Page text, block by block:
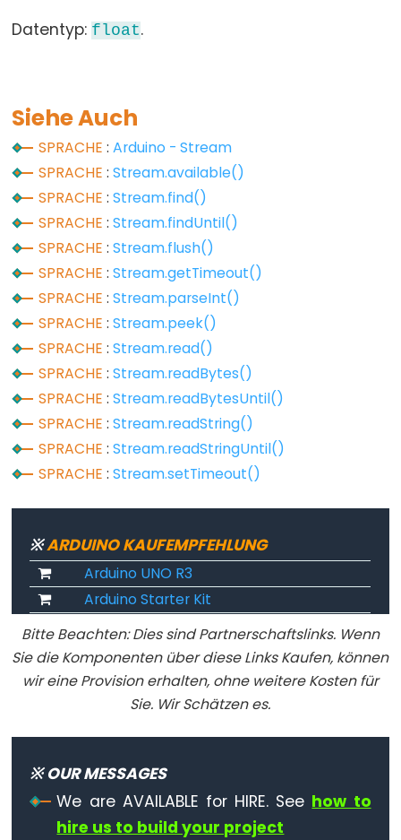
Konstanten
Konstanten
Variable
Scope
&
Qualifiers
const
static
volatile
Digital
IO
digitalRead()
digitalWrite()
pinMode()
Analog
analogReference()
analogWrite()
Datentyp: float.
Siehe Auch
SPRACHE :Arduino - Stream
SPRACHE :Stream.available()
SPRACHE :Stream.find()
SPRACHE :Stream.findUntil()
SPRACHE :Stream.flush()
SPRACHE :Stream.getTimeout()
SPRACHE :Stream.parseInt()
SPRACHE :Stream.peek()
SPRACHE :Stream.read()
SPRACHE :Stream.readBytes()
SPRACHE :Stream.readBytesUntil()
SPRACHE :Stream.readString()
SPRACHE :Stream.readStringUntil()
SPRACHE :Stream.setTimeout()
※ARDUINO KAUFEMPFEHLUNG
Arduino UNO R3
Arduino Starter Kit
Bitte Beachten: Dies sind Partnerschaftslinks. Wenn
Sie die Komponenten über diese Links Kaufen, können
wir eine Provision erhalten, ohne weitere Kosten für
Sie. Wir Schätzen es.
※ OUR MESSAGES
We are AVAILABLE for HIRE. See how to
hire us to build your project